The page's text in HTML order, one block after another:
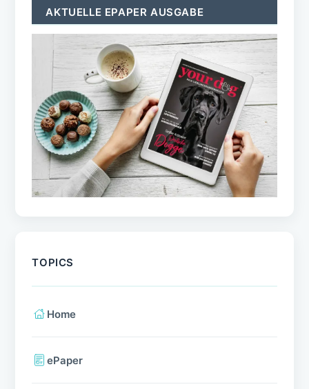
AKTUELLE EPAPER AUSGABE
TOPICS
Home
ePaper